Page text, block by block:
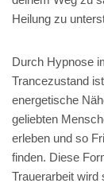
Heilung zu
Durch Hypnose
Trancezustand
energetische
geliebten
erleben und so
finden. Diese
Trauerarbeit wird